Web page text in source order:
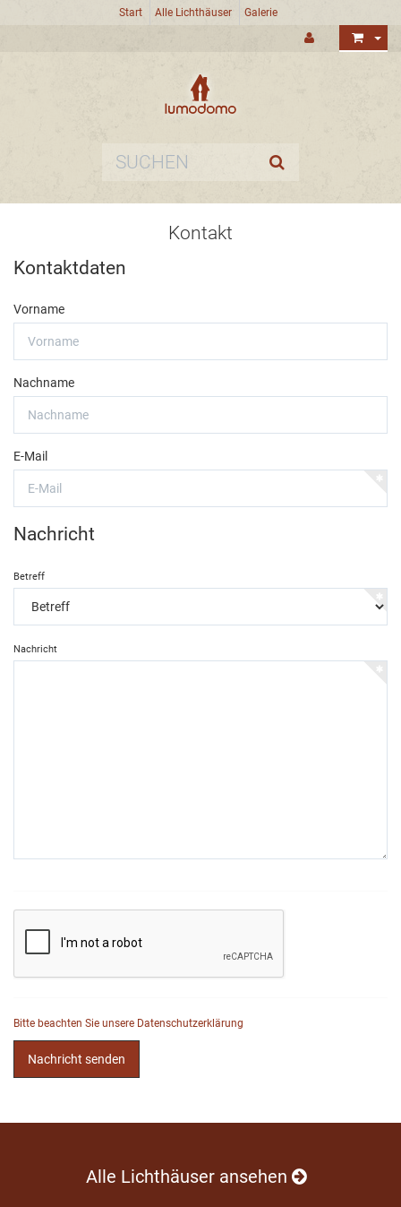
Start Alle Lichthäuser Galerie
Kontakt
Kontaktdaten
Vorname
Nachname
E-Mail
Nachricht
Betreff
Nachricht
Bitte beachten Sie unsere Datenschutzerklärung
Nachricht senden
Alle Lichthäuser ansehen